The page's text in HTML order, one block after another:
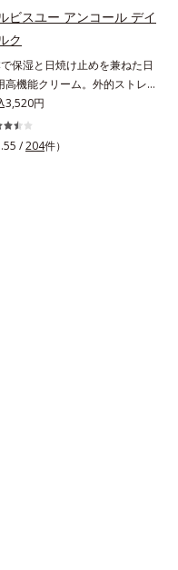
大会で2010年10月に初めて発
たこと*4 うるおいにより透明
ある肌*5 うるおいによる*6 メ
サイトまで*7 シミ・ソバカス
表面にあらわれること*8 L-ア
ルビン酸 2-グルコシド*9 L-ア
ルビン酸 2-グルコシド、パウダ
ビスユー アンコール デイ
ク
保湿と日焼け止めを兼ねた日
高機能クリーム。外的ストレス
ら肌を徹底ガード。諦めかけ
たハリ不足、うるおい低下に先
学ケア(*1)でアプローチするエ
3,520円
/204件）